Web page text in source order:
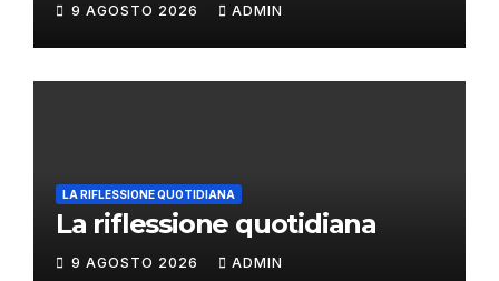
9 AGOSTO 2026 ADMIN
LA RIFLESSIONE QUOTIDIANA
La riflessione quotidiana
9 AGOSTO 2026 ADMIN